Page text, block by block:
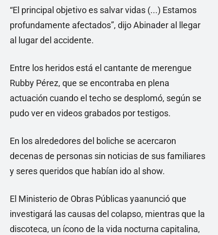
“El principal objetivo es salvar vidas (...) Estamos
profundamente afectados”, dijo Abinader al llegar
al lugar del accidente.
Entre los heridos está el cantante de merengue
Rubby Pérez, que se encontraba en plena
actuación cuando el techo se desplomó, según se
pudo ver en videos grabados por testigos.
En los alrededores del boliche se acercaron
decenas de personas sin noticias de sus familiares
y seres queridos que habían ido al show.
El Ministerio de Obras Públicas yaanunció que
investigará las causas del colapso, mientras que la
discoteca, un ícono de la vida nocturna capitalina,